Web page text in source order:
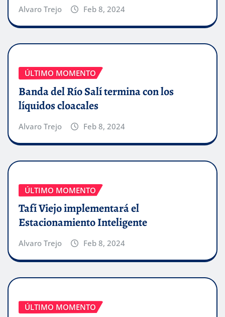
Alvaro Trejo Feb 8, 2024
ÚLTIMO MOMENTO
Banda del Río Salí termina con los
líquidos cloacales
Alvaro Trejo Feb 8, 2024
ÚLTIMO MOMENTO
Tafí Viejo implementará el
Estacionamiento Inteligente
Alvaro Trejo Feb 8, 2024
ÚLTIMO MOMENTO